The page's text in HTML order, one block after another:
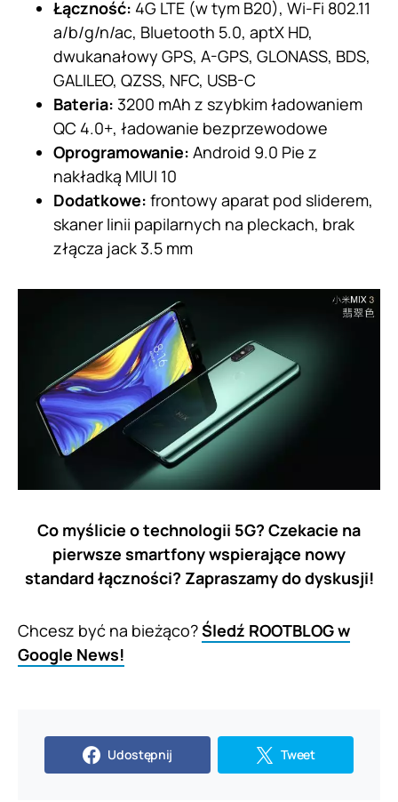
Łączność: 4G LTE (w tym B20), Wi-Fi 802.11
a/b/g/n/ac, Bluetooth 5.0, aptX HD,
dwukanałowy GPS, A-GPS, GLONASS, BDS,
GALILEO, QZSS, NFC, USB-C
Bateria: 3200 mAh z szybkim ładowaniem
QC 4.0+, ładowanie bezprzewodowe
Oprogramowanie: Android 9.0 Pie z
nakładką MIUI 10
Dodatkowe: frontowy aparat pod sliderem,
skaner linii papilarnych na pleckach, brak
złącza jack 3.5 mm
Co myślicie o technologii 5G? Czekacie na
pierwsze smartfony wspierające nowy
standard łączności? Zapraszamy do dyskusji!
Chcesz być na bieżąco?Śledź ROOTBLOG w
Google News!
Udostępnij Tweet